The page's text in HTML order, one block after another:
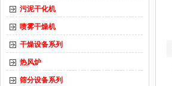
污泥干化机
喷雾干燥机
干燥设备系列
热风炉
筛分设备系列